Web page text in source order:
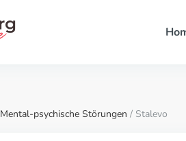
Mental-psychische Störungen / Stalevo